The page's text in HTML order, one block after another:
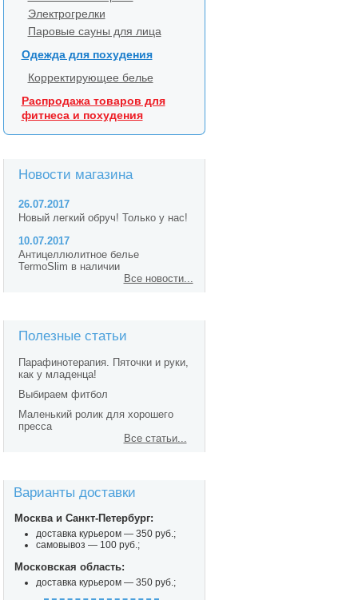
Электрогрелки
Паровые сауны для лица
Одежда для похудения
Корректирующее белье
Распродажа товаров для
фитнеса и похудения
Новости магазина
26.07.2017
Новый легкий обруч! Только у нас!
10.07.2017
Антицеллюлитное белье
TermoSlim в наличии
Все новости...
Полезные статьи
Парафинотерапия. Пяточки и руки,
как у младенца!
Выбираем фитбол
Маленький ролик для хорошего
пресса
Все статьи...
Варианты доставки
Москва и Санкт-Петербург:
доставка курьером — 350 руб.;
самовывоз — 100 руб.;
Московская область:
доставка курьером — 350 руб.;